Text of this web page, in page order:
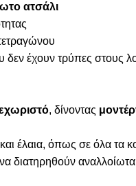
ατσάλι
δεν έχουν τρύπες στους
, δίνοντας
έλαια, όπως σε όλα τα
διατηρηθούν αναλλοίωτα